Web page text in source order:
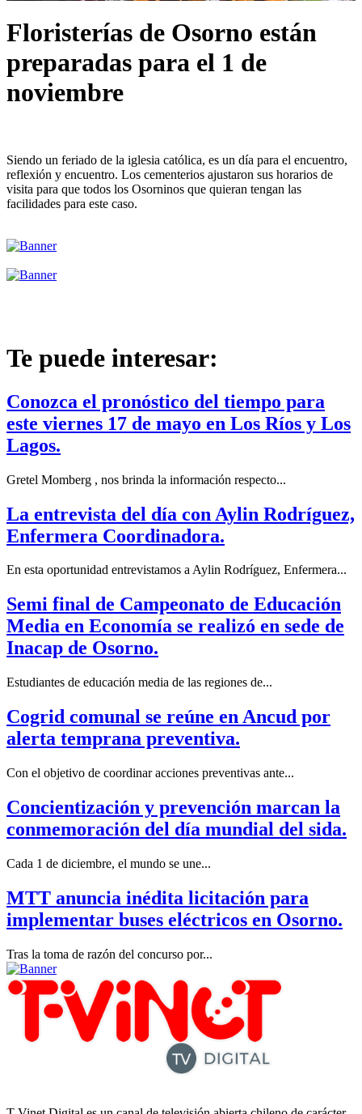
Floristerías de Osorno están
preparadas para el 1 de
noviembre
Siendo un feriado de la iglesia católica, es un día para el encuentro,
reflexión y encuentro. Los cementerios ajustaron sus horarios de
visita para que todos los Osorninos que quieran tengan las
facilidades para este caso.
Te puede interesar:
Conozca el pronóstico del tiempo para
este viernes 17 de mayo en Los Ríos y Los
Lagos.
Gretel Momberg , nos brinda la información respecto...
La entrevista del día con Aylin Rodríguez,
Enfermera Coordinadora.
En esta oportunidad entrevistamos a Aylin Rodríguez, Enfermera...
Semi final de Campeonato de Educación
Media en Economía se realizó en sede de
Inacap de Osorno.
Estudiantes de educación media de las regiones de...
Cogrid comunal se reúne en Ancud por
alerta temprana preventiva.
Con el objetivo de coordinar acciones preventivas ante...
Concientización y prevención marcan la
conmemoración del día mundial del sida.
Cada 1 de diciembre, el mundo se une...
MTT anuncia inédita licitación para
implementar buses eléctricos en Osorno.
Tras la toma de razón del concurso por...